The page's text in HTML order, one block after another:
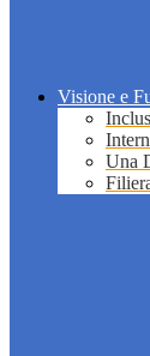
Visione e
Una